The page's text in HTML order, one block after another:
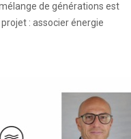
de générations est
: associer énergie